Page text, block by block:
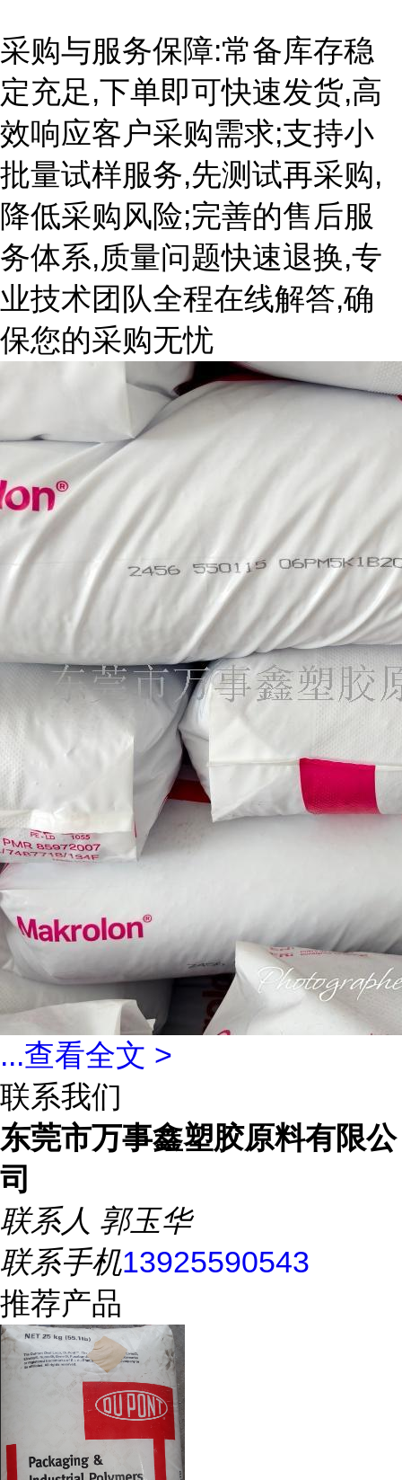
采购与服务保障:常备库存稳
定充足,下单即可快速发货,高
效响应客户采购需求;支持小
批量试样服务,先测试再采购,
降低采购风险;完善的售后服
务体系,质量问题快速退换,专
业技术团队全程在线解答,确
保您的采购无忧
...查看全文 >
联系我们
东莞市万事鑫塑胶原料有限公
司
联系人 郭玉华
联系手机13925590543
推荐产品